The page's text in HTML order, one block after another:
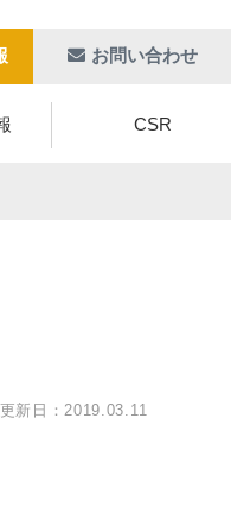
お問い合わせ
CSR
更新日：2019.03.11